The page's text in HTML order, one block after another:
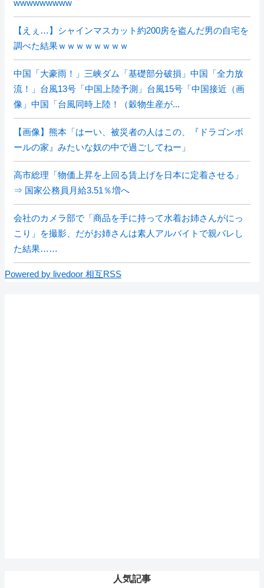
wwwwwwwww
【えぇ…】シャインマスカット約200房を盗んだ男の自宅を
調べた結果ｗｗｗｗｗｗｗｗ
中国「大豪雨！」三峡ダム「基礎部分破損」中国「全力放
流！」台風13号「中国上陸予測」台風15号「中国接近（画
像」中国「台風同時上陸！（穀物生産が...
【画像】熊本「はーい、被災者の人はこの、『ドラゴンボ
ールの家』みたいな奴の中で過ごしてねー」
高市総理「物価上昇を上回る賃上げを日本に定着させる」
⇒ 国家公務員月給3.51％増へ
会社のカメラ部で「商品を手に持って水着お姉さんがにっ
こり」を撮影、だがお姉さんは素人アルバイトで親バレし
た結果……
Powered by livedoor 相互RSS
人気記事